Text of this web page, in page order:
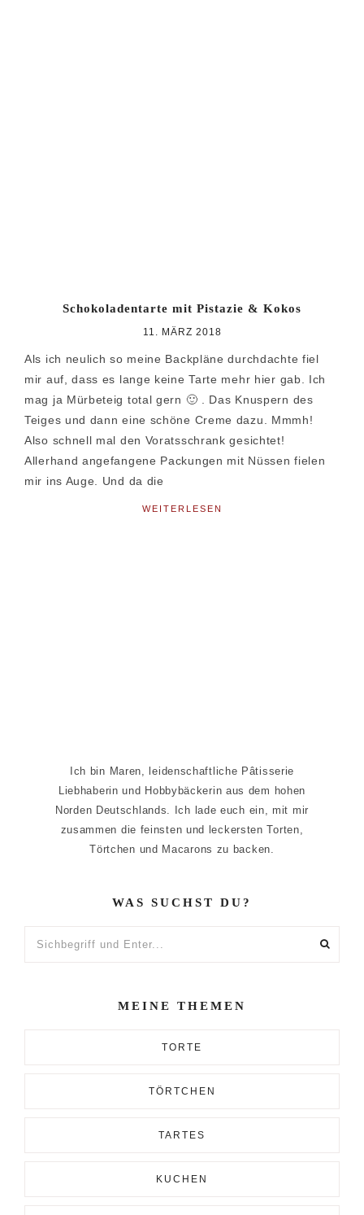
Schokoladentarte mit Pistazie & Kokos
11. MÄRZ 2018
Als ich neulich so meine Backpläne durchdachte fiel
mir auf, dass es lange keine Tarte mehr hier gab. Ich
mag ja Mürbeteig total gern 🙂 . Das Knuspern des
Teiges und dann eine schöne Creme dazu. Mmmh!
Also schnell mal den Voratsschrank gesichtet!
Allerhand angefangene Packungen mit Nüssen fielen
mir ins Auge. Und da die
WEITERLESEN
Ich bin Maren, leidenschaftliche Pâtisserie
Liebhaberin und Hobbybäckerin aus dem hohen
Norden Deutschlands. Ich lade euch ein, mit mir
zusammen die feinsten und leckersten Torten,
Törtchen und Macarons zu backen.
WAS SUCHST DU?
MEINE THEMEN
TORTE
TÖRTCHEN
TARTES
KUCHEN